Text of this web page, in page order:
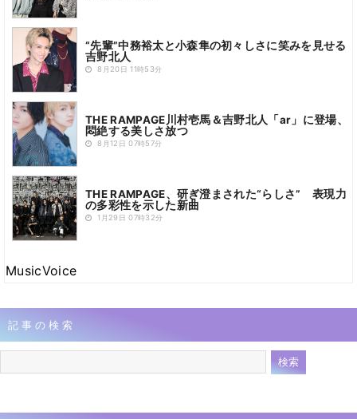
“先輩”中務裕太と小森隼の初々しさに笑みを見せる
吉野北人
8月20日 11時53分
THE RAMPAGE川村壱馬＆吉野北人「ar」に登場、
悶絶する美しさ放つ
8月12日 07時57分
THE RAMPAGE、研ぎ澄まされた“らしさ” 表現力
の多彩性を示した新曲
1月29日 07時32分
MusicVoice
記事の検索